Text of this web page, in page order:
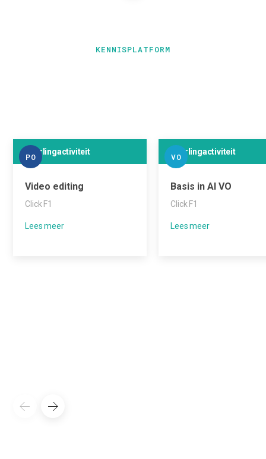
KENNISPLATFORM
POLeerlingactiviteit
Video editing
Click F1
VOLeerlingactiviteit
Basis in AI VO
Click F1